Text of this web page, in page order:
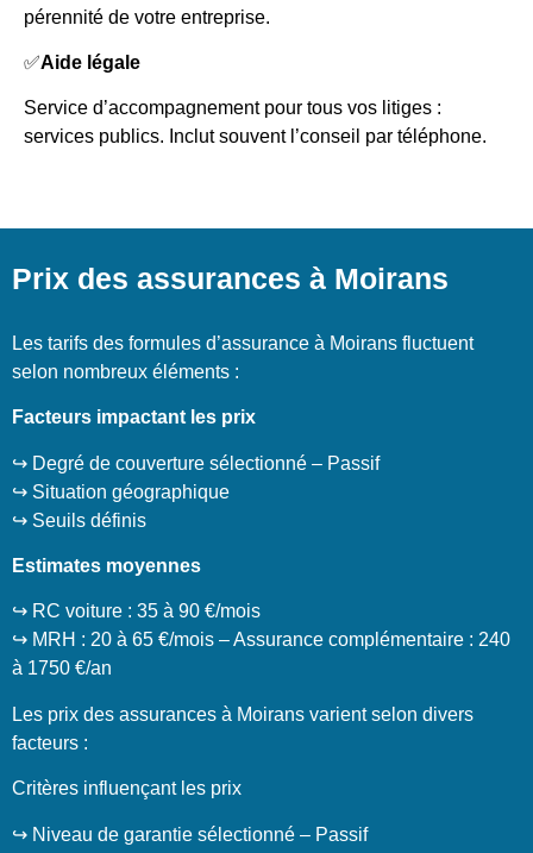
pérennité de votre entreprise.
✅Aide légale
Service d’accompagnement pour tous vos litiges :
services publics. Inclut souvent l’conseil par téléphone.
Prix des assurances à Moirans
Les tarifs des formules d’assurance à Moirans fluctuent
selon nombreux éléments :
Facteurs impactant les prix
↪️ Degré de couverture sélectionné – Passif
↪️ Situation géographique
↪️ Seuils définis
Estimates moyennes
↪️ RC voiture : 35 à 90 €/mois
↪️ MRH : 20 à 65 €/mois – Assurance complémentaire : 240
à 1750 €/an
Les prix des assurances à Moirans varient selon divers
facteurs :
Critères influençant les prix
↪️ Niveau de garantie sélectionné – Passif